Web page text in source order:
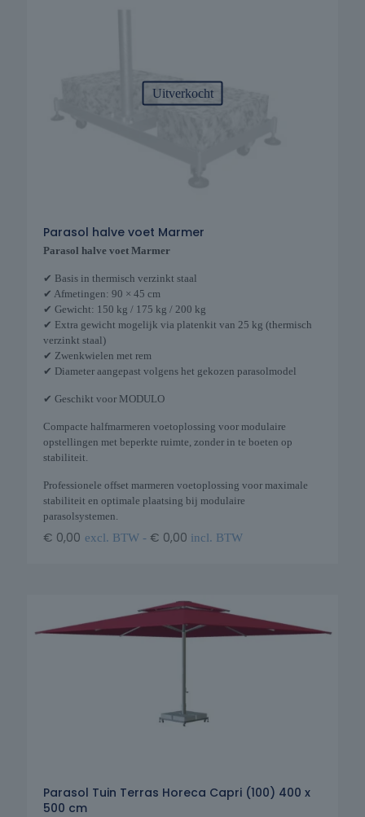
Uitverkocht
Parasol halve voet Marmer
Parasol halve voet Marmer
✔ Basis in thermisch verzinkt staal
✔ Afmetingen: 90 × 45 cm
✔ Gewicht: 150 kg / 175 kg / 200 kg
✔ Extra gewicht mogelijk via platenkit van 25 kg (thermisch
verzinkt staal)
✔ Zwenkwielen met rem
✔ Diameter aangepast volgens het gekozen parasolmodel
✔ Geschikt voor MODULO
Compacte halfmarmeren voetoplossing voor modulaire
opstellingen met beperkte ruimte, zonder in te boeten op
stabiliteit.
Professionele offset marmeren voetoplossing voor maximale
stabiliteit en optimale plaatsing bij modulaire
parasolsystemen.
€ 0,00 excl. BTW - € 0,00 incl. BTW
Parasol Tuin Terras Horeca Capri (100) 400 x
500 cm